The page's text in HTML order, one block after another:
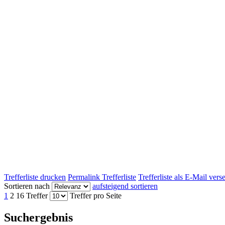
Trefferliste drucken Permalink Trefferliste Trefferliste als E-Mail
Sortieren nach
aufsteigend sortieren
1 2 16 Treffer Treffer pro Seite
Suchergebnis